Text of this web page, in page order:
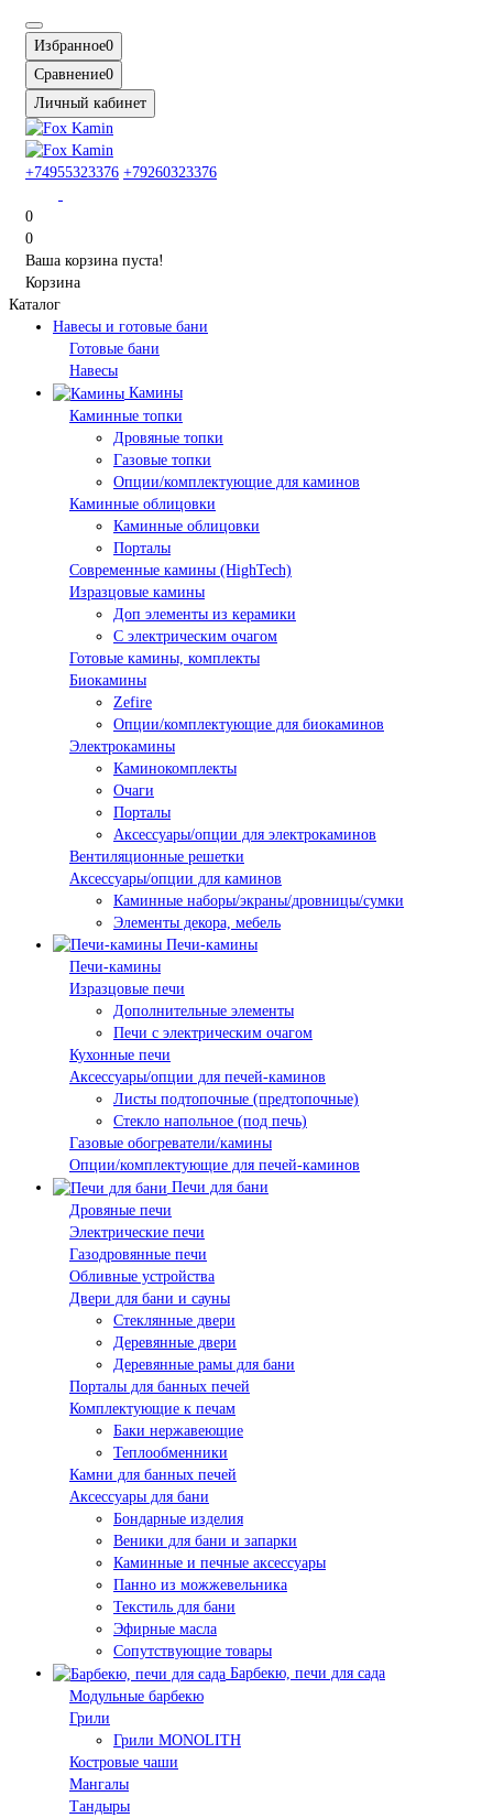
Избранное0
Сравнение0
Личный кабинет
+74955323376 +79260323376
0
0
Ваша корзина пуста!
Корзина
Каталог
Навесы и готовые бани
Готовые бани
Навесы
Камины
Каминные топки
Дровяные топки
Газовые топки
Опции/комплектующие для каминов
Каминные облицовки
Каминные облицовки
Порталы
Современные камины (HighTech)
Изразцовые камины
Доп элементы из керамики
С электрическим очагом
Готовые камины, комплекты
Биокамины
Zefire
Опции/комплектующие для биокаминов
Электрокамины
Каминокомплекты
Очаги
Порталы
Аксессуары/опции для электрокаминов
Вентиляционные решетки
Аксессуары/опции для каминов
Каминные наборы/экраны/дровницы/сумки
Элементы декора, мебель
Печи-камины
Печи-камины
Изразцовые печи
Дополнительные элементы
Печи с электрическим очагом
Кухонные печи
Аксессуары/опции для печей-каминов
Листы подтопочные (предтопочные)
Стекло напольное (под печь)
Газовые обогреватели/камины
Опции/комплектующие для печей-каминов
Печи для бани
Дровяные печи
Электрические печи
Газодровянные печи
Обливные устройства
Двери для бани и сауны
Стеклянные двери
Деревянные двери
Деревянные рамы для бани
Порталы для банных печей
Комплектующие к печам
Баки нержавеющие
Теплообменники
Камни для банных печей
Аксессуары для бани
Бондарные изделия
Веники для бани и запарки
Каминные и печные аксессуары
Панно из можжевельника
Текстиль для бани
Эфирные масла
Сопутствующие товары
Барбекю, печи для сада
Модульные барбекю
Грили
Грили MONOLITH
Костровые чаши
Мангалы
Тандыры